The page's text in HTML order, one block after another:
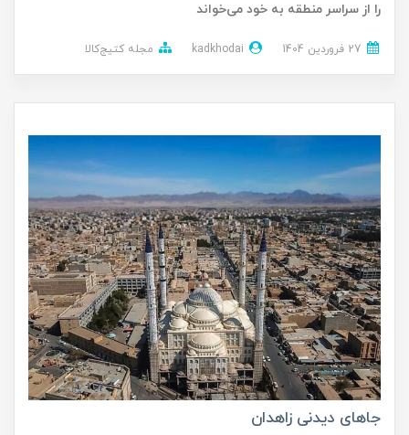
را از سراسر منطقه به خود می‌خواند
kadkhodai مجله کتیج‌کالا
جاهای دیدنی زاهدان